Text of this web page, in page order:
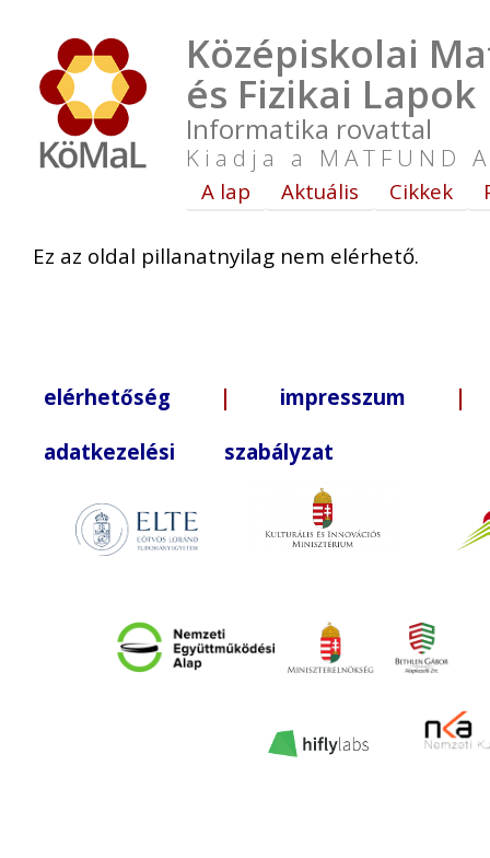
Középiskolai
és Fizikai Lapok
Informatika rovattal
Kiadja a MATFUND
A lap Aktuális Cikkek
Ez az oldal pillanatnyilag nem elérhető.
elérhetőség | impresszum |
adatkezelési szabályzat